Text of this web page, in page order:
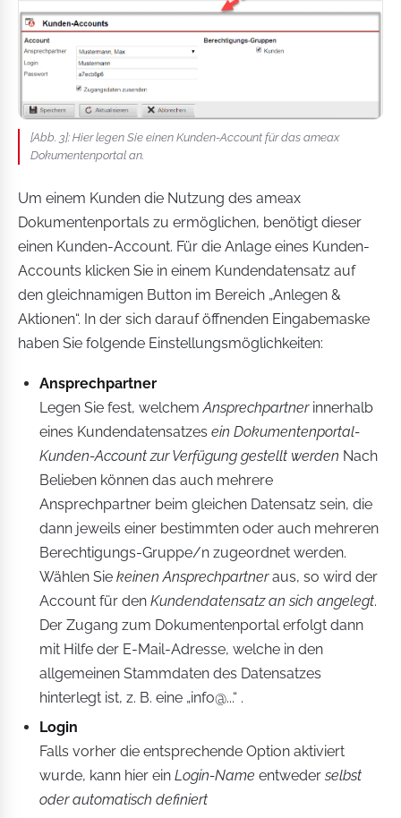
[Abb. 3]: Hier legen Sie einen Kunden-Account für das ameax
Dokumentenportal an.
Um einem Kunden die Nutzung des ameax
Dokumentenportals zu ermöglichen, benötigt dieser
einen Kunden-Account. Für die Anlage eines Kunden-
Accounts klicken Sie in einem Kundendatensatz auf
den gleichnamigen Button im Bereich „Anlegen &
Aktionen“. In der sich darauf öffnenden Eingabemaske
haben Sie folgende Einstellungsmöglichkeiten:
Ansprechpartner
Legen Sie fest, welchemAnsprechpartnerinnerhalb
eines Kundendatensatzes ein Dokumentenportal-
Kunden-Account zur Verfügung gestellt werden Nach
Belieben können das auch mehrere
Ansprechpartner beim gleichen Datensatz sein, die
dann jeweils einer bestimmten oder auch mehreren
Berechtigungs-Gruppe/n zugeordnet werden.
Wählen Sie keinen Ansprechpartneraus, so wird der
Account für den Kundendatensatz an sich angelegt.
Der Zugang zum Dokumentenportal erfolgt dann
mit Hilfe der E-Mail-Adresse, welche in den
allgemeinen Stammdaten des Datensatzes
hinterlegt ist, z. B. eine „info@...“ .
Login
Falls vorher die entsprechende Option aktiviert
wurde, kann hier ein Login-Name entweder selbst
oder automatisch definiert